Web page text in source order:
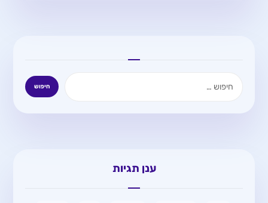
ענן תגיות